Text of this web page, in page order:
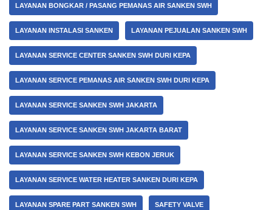
LAYANAN BONGKAR / PASANG PEMANAS AIR SANKEN SWH
LAYANAN INSTALASI SANKEN LAYANAN PEJUALAN SANKEN SWH
LAYANAN SERVICE CENTER SANKEN SWH DURI KEPA
LAYANAN SERVICE PEMANAS AIR SANKEN SWH DURI KEPA
LAYANAN SERVICE SANKEN SWH JAKARTA
LAYANAN SERVICE SANKEN SWH JAKARTA BARAT
LAYANAN SERVICE SANKEN SWH KEBON JERUK
LAYANAN SERVICE WATER HEATER SANKEN DURI KEPA
LAYANAN SPARE PART SANKEN SWH SAFETY VALVE